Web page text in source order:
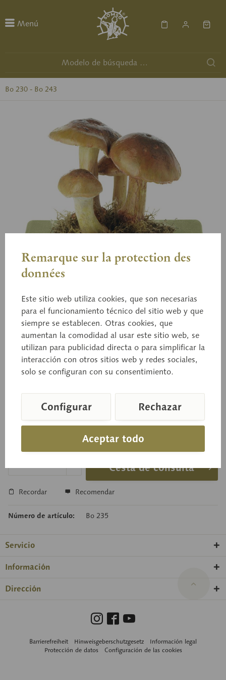
Menú
Bo 230 - Bo 243
Bo 235
Cortinario espléndido
Precio a consultar
Tiempo de entrega a petición
Cesta de consulta
Recordar Recomendar
Número de artículo: Bo 235
Servicio
Información
Dirección
Barrierefreiheit Hinweisgeberschutzgesetz
Información legal
Protección de datos
Configuración de las cookies
Remarque sur la protection des
données
Este sitio web utiliza cookies, que son necesarias
para el funcionamiento técnico del sitio web y que
siempre se establecen. Otras cookies, que
aumentan la comodidad al usar este sitio web, se
utilizan para publicidad directa o para simplificar la
interacción con otros sitios web y redes sociales,
solo se configuran con su consentimiento.
Aceptar todo
Configurar Rechazar